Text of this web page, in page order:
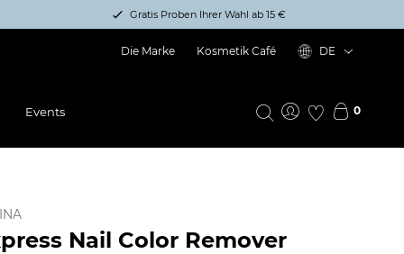
Gratis Proben Ihrer Wahl ab 15 €
Die Marke Kosmetik Café DE
0
Events
Nail Color Remover